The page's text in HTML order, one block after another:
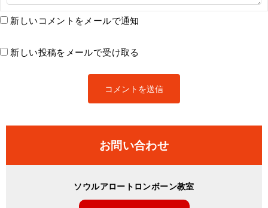
新しいコメントをメールで通知
新しい投稿をメールで受け取る
お問い合わせ
ソウルアロートロンボーン教室